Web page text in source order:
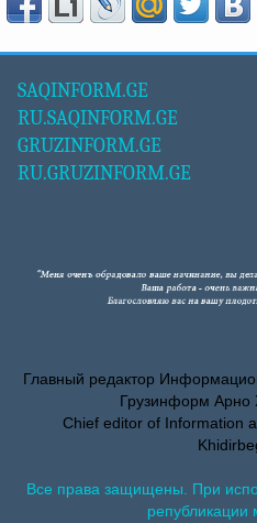
SAQINFORM.GE
RU.SAQINFORM.GE
GRUZINFORM.GE
RU.GRUZINFORM.GE
Главный редактор
Грузинформ Арно
Chief editor of Information
Все права защищены. При
републикации